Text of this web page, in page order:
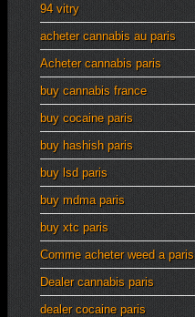
94 vitry
acheter cannabis au paris
Acheter cannabis paris
buy cannabis france
buy cocaine paris
buy hashish paris
buy lsd paris
buy mdma paris
buy xtc paris
Comme acheter weed a paris
Dealer cannabis paris
dealer cocaine paris